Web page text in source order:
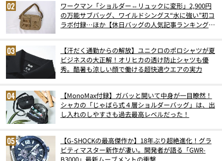
ワークマン「ショルダー⇔リュックに変形」2,900円
の万能サブバッグ、ワイルドシングス“水に強い”初コ
ラボ付録…ほか【休日バッグの人気記事ランキングベ
【汗だく通勤からの解放】ユニクロのポロシャツが夏
ビジネスの大正解！オリヒカの透け防止シャツも優
秀。酷暑も涼しい顔で働ける超快適ウエアの実力
【MonoMax付録】ガバッと開いて中身が一目瞭然！
シャカの「じゃばら式４層ショルダーバッグ」は、出
し入れのしやすさも過去最高レベルだった！
【G-SHOCKの最高傑作か】18年ぶり超絶進化！グラ
ビティマスター新作が凄い。開発者が語る「GWR-
B3000」最新ムーブメントの衝撃